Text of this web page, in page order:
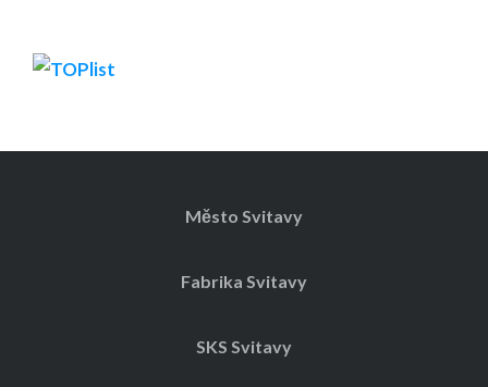
Město Svitavy
Fabrika Svitavy
SKS Svitavy